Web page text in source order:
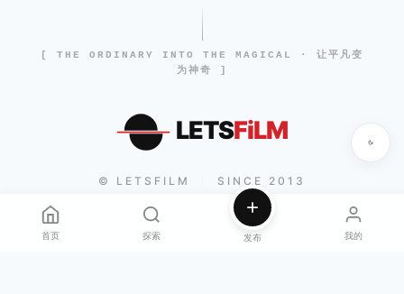
[ THE ORDINARY INTO THE MAGICAL · 让平凡变
为神奇 ]
LETSFiLM
© LETSFILM SINCE 2013
首页 探索 发布 我的